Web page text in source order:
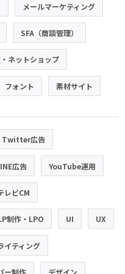
メールマーケティング
SFA（商談管理）
ネットショップ
フォント 素材サイト
Twitter広告
広告 YouTube運用
レビCM
制作・LPO UI UX
イティング
ー制作 デザイン